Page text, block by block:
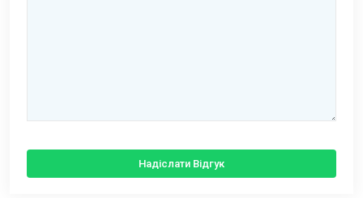
Надіслати Відгук